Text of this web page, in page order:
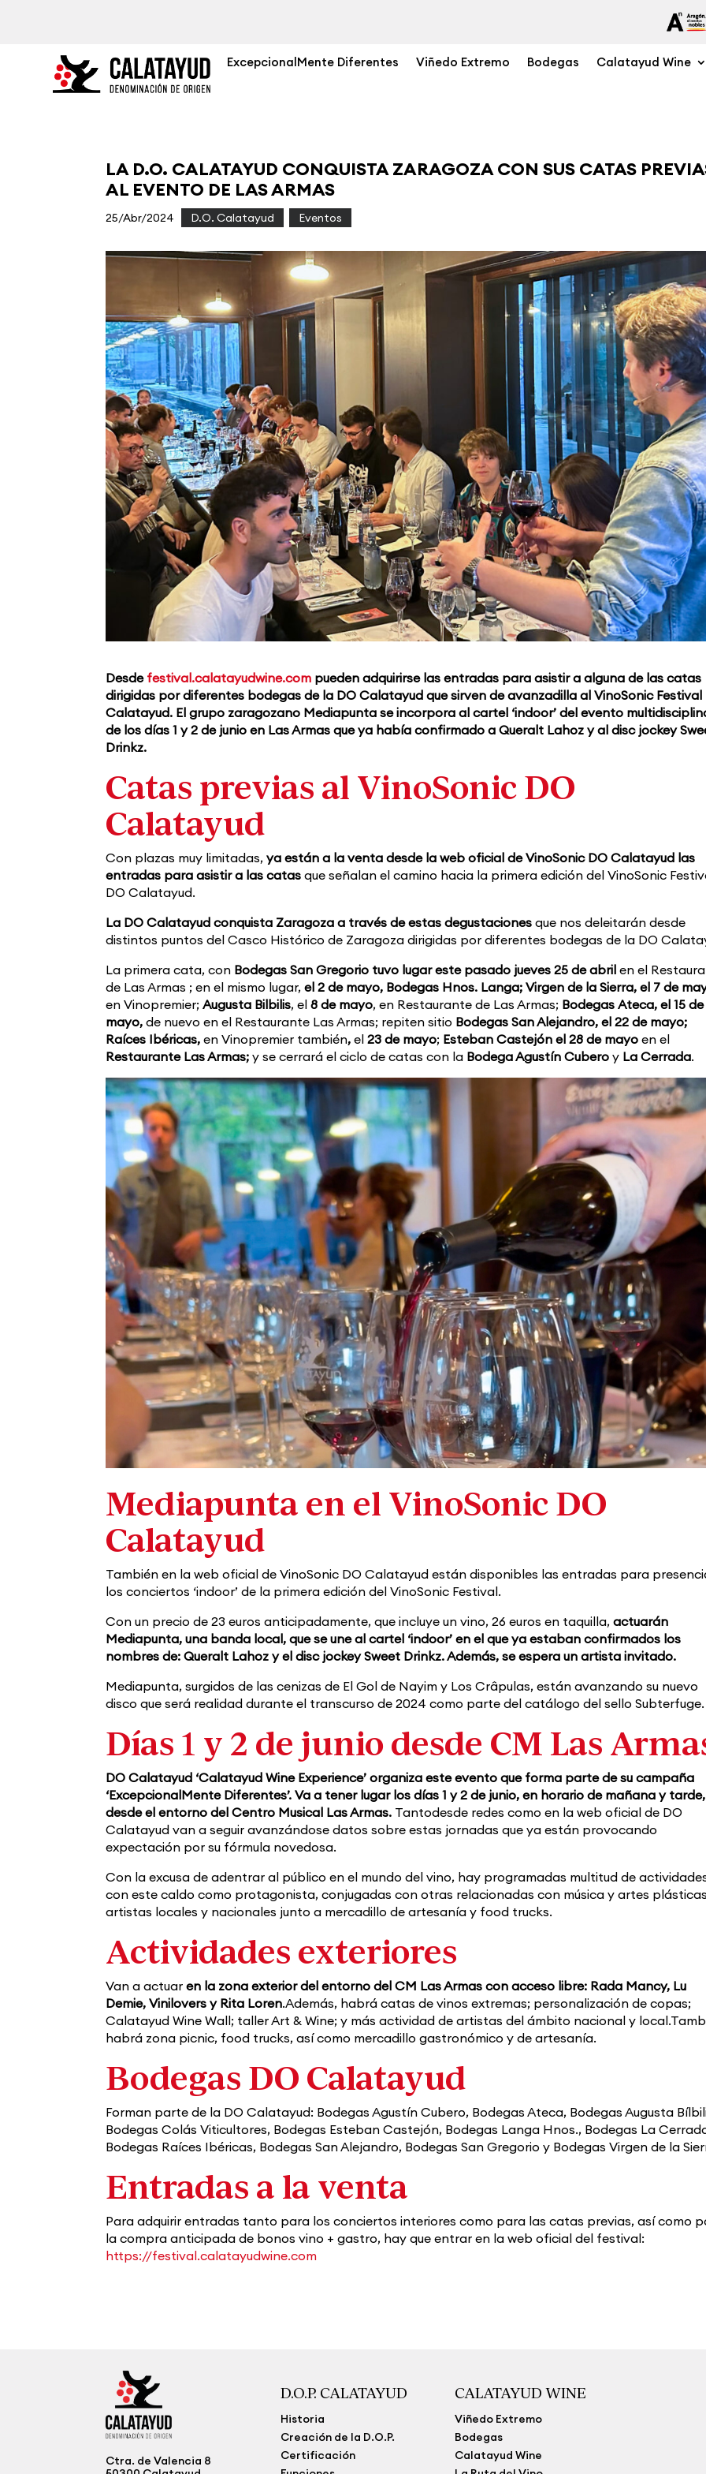
ExcepcionalMente Diferentes Viñedo Extremo Bodegas Calatayud Wine
LA D.O. CALATAYUD CONQUISTA ZARAGOZA CON SUS CATAS
AL EVENTO DE LAS ARMAS
25/Abr/2024 D.O. Calatayud Eventos
Desde festival.calatayudwine.com pueden adquirirse las entradas para asistir a alguna de las catas
dirigidas por diferentes bodegas de la DO Calatayud que sirven de avanzadilla al VinoSonic Festival
Calatayud. El grupo zaragozano Mediapunta se incorpora al cartel ‘indoor’ del evento
de los días 1 y 2 de junio en Las Armas que ya había confirmado aQueralt Lahoz y al disc jockey
Drinkz.
Catas previas al VinoSonic DO
Calatayud
Con plazas muy limitadas, ya están a la venta desde la web oficial de VinoSonic DO Calatayud las
entradas para asistir a las catasque señalan el camino hacia la primera edición del VinoSonic
DO Calatayud.
La DO Calatayud conquista Zaragoza a través de estas degustaciones que nos deleitarán desde
distintos puntos del Casco Histórico de Zaragoza dirigidas por diferentes bodegas de la DO
La primera cata, con Bodegas San Gregorio tuvo lugar este pasado jueves 25 de abrilen el
de Las Armas ; en el mismo lugar, el 2 de mayo, Bodegas Hnos. Langa; Virgen de la Sierra, el 7 de
en Vinopremier;Augusta Bilbilis, el8 de mayo, en Restaurante de Las Armas; Bodegas Ateca, el 15 de
mayo,de nuevo en el Restaurante Las Armas; repiten sitio Bodegas San Alejandro, el 22 de mayo;
Raíces Ibéricas,en Vinopremier también,el23 de mayo; Esteban Castejón el 28 de mayoen el
Restaurante Las Armas; y se cerrará el ciclo de catas con la Bodega Agustín Cuberoy La Cerrada.
Mediapunta en el VinoSonic DO
Calatayud
También en la web oficial de VinoSonic DO Calatayud están disponibles las entradas para
los conciertos ‘indoor’ de la primera edición del VinoSonic Festival.
Con un precio de 23 euros anticipadamente, que incluye un vino, 26 euros en taquilla,actuarán
Mediapunta, una banda local, que se une al cartel ‘indoor’ en el que ya estaban confirmados los
nombres de: Queralt Lahoz y el disc jockey Sweet Drinkz. Además, se espera un artista invitado.
Mediapunta, surgidos de las cenizas de El Gol de Nayim y Los Crâpulas, están avanzando su nuevo
disco que será realidad durante el transcurso de 2024 como parte del catálogo del sello Subterfuge.
Días 1 y 2 de junio desde CM Las
DO Calatayud ‘Calatayud Wine Experience’ organiza este evento que forma parte de su campaña
‘ExcepcionalMente Diferentes’. Va a tener lugar los días 1 y 2 de junio, en horario de mañana y tarde,
desde el entorno del Centro Musical Las Armas. Tantodesde redes como en la web oficial de DO
Calatayud van a seguir avanzándose datos sobre estas jornadas que ya están provocando
expectación por su fórmula novedosa.
Con la excusa de adentrar al público en el mundo del vino, hay programadas multitud de
con este caldo como protagonista, conjugadas con otras relacionadas con música y artes
artistas locales y nacionales junto a mercadillo de artesanía y food trucks.
Actividades exteriores
Van a actuaren la zona exterior del entorno del CM Las Armas con acceso libre: Rada Mancy, Lu
Demie, Vinilovers y Rita Loren.Además, habrá catas de vinos extremas; personalización de copas;
Calatayud Wine Wall; taller Art & Wine; y más actividad de artistas del ámbito nacional y
habrá zona picnic, food trucks, así como mercadillo gastronómico y de artesanía.
Bodegas DO Calatayud
Forman parte de la DO Calatayud: Bodegas Agustín Cubero, Bodegas Ateca, Bodegas Augusta
Bodegas Colás Viticultores, Bodegas Esteban Castejón, Bodegas Langa Hnos., Bodegas La
Bodegas Raíces Ibéricas, Bodegas San Alejandro, Bodegas San Gregorio y Bodegas Virgen de la
Entradas a la venta
Para adquirir entradas tanto para los conciertos interiores como para las catas previas, así como
la compra anticipada de bonos vino + gastro, hay que entrar en la web oficial del festival:
https://festival.calatayudwine.com
Ctra. de Valencia 8
D.O.P. CALATAYUD
Historia
Creación de la D.O.P.
Certificación
CALATAYUD WINE
Viñedo Extremo
Bodegas
Calatayud Wine